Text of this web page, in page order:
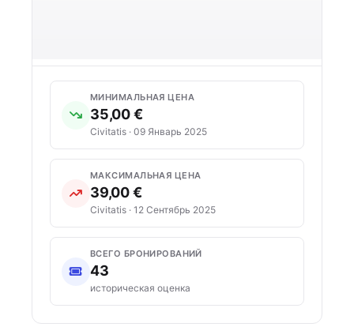
МИНИМАЛЬНАЯ ЦЕНА
35,00 €
Civitatis · 09 Январь 2025
МАКСИМАЛЬНАЯ ЦЕНА
39,00 €
Civitatis · 12 Сентябрь 2025
ВСЕГО БРОНИРОВАНИЙ
43
историческая оценка